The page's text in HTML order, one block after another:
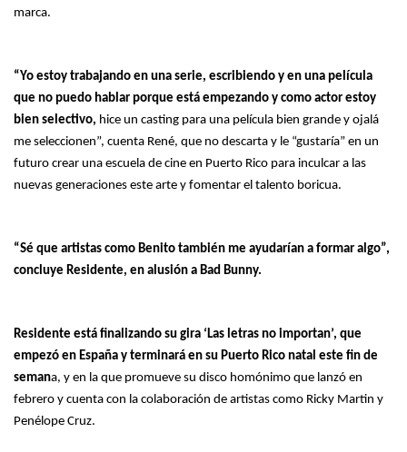
marca.
“Yo estoy trabajando en una serie, escribiendo y en una película
que no puedo hablar porque está empezando y como actor estoy
bien selectivo, hice un casting para una película bien grande y ojalá
me seleccionen”, cuenta René, que no descarta y le “gustaría” en un
futuro crear una escuela de cine en Puerto Rico para inculcar a las
nuevas generaciones este arte y fomentar el talento boricua.
“Sé que artistas como Benito también me ayudarían a formar algo”,
concluye Residente, en alusión a Bad Bunny.
Residente está finalizando su gira ‘Las letras no importan’, que
empezó en España y terminará en su Puerto Rico natal este fin de
semana, y en la que promueve su disco homónimo que lanzó en
febrero y cuenta con la colaboración de artistas como Ricky Martin y
Penélope Cruz.